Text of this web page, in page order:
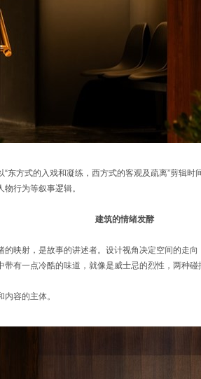
东方式的入戏和凝练，西方式的客观及疏离”剪辑
行为等叙事逻辑。
建筑的情绪发酵
的映射，是故事的讲述者。设计视角决定空间的走
带有一点冷酷的味道，就像是威士忌的烈性，两种
容的主体。